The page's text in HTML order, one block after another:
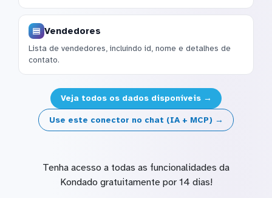
Vendedores
Lista de vendedores, incluindo id, nome e detalhes de
contato.
Veja todos os dados disponíveis →
Use este conector no chat (IA + MCP) →
Tenha acesso a todas as funcionalidades da
Kondado gratuitamente por 14 dias!